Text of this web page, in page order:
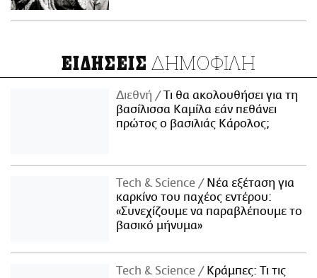
ΕΙΔΗΣΕΙΣ ΔΗΜΟΦΙΛΗ
Διεθνή
Τι θα ακολουθήσει για τη
βασίλισσα Καμίλα εάν πεθάνει
πρώτος ο βασιλιάς Κάρολος;
Τech & Science
Νέα εξέταση για
καρκίνο του παχέος εντέρου:
«Συνεχίζουμε να παραβλέπουμε το
βασικό μήνυμα»
Τech & Science
Κράμπες: Τι τις